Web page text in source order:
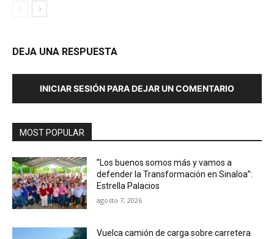
DEJA UNA RESPUESTA
INICIAR SESIÓN PARA DEJAR UN COMENTARIO
MOST POPULAR
”Los buenos somos más y vamos a
defender la Transformación en Sinaloa”:
Estrella Palacios
agosto 7, 2026
Vuelca camión de carga sobre carretera